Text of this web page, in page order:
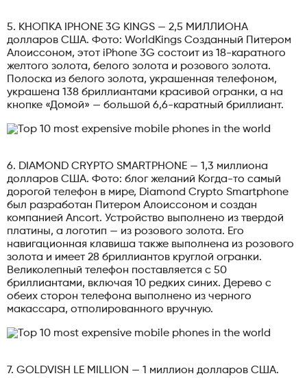
5. КНОПКА IPHONE 3G KINGS — 2,5 МИЛЛИОНА
долларов США. Фото: WorldKings Созданный Питером
Алоиссоном, этот iPhone 3G состоит из 18-каратного
желтого золота, белого золота и розового золота.
Полоска из белого золота, украшенная телефоном,
украшена 138 бриллиантами красивой огранки, а на
кнопке «Домой» — большой 6,6-каратный бриллиант.
6. DIAMOND CRYPTO SMARTPHONE — 1,3 миллиона
долларов США. Фото: блог желаний Когда-то самый
дорогой телефон в мире, Diamond Crypto Smartphone
был разработан Питером Алоиссоном и создан
компанией Ancort. Устройство выполнено из твердой
платины, а логотип — из розового золота. Его
навигационная клавиша также выполнена из розового
золота и имеет 28 бриллиантов круглой огранки.
Великолепный телефон поставляется с 50
бриллиантами, включая 10 редких синих. Дерево с
обеих сторон телефона выполнено из черного
макассара, отполированного вручную.
7. GOLDVISH LE MILLION — 1 миллион долларов США.